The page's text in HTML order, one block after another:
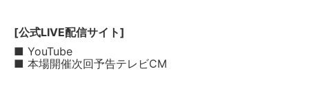
[公式LIVE配信サイト]
■ YouTube
■ 本場開催次回予告テレビCM